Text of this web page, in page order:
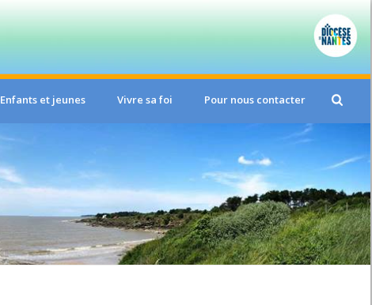
Enfants et jeunes Vivre sa foi Pour nous contacter